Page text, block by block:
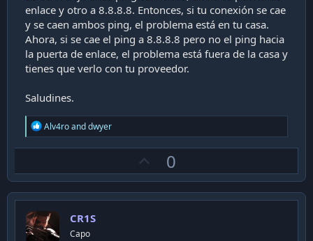
enlace y otro a 8.8.8.8. Entonces, si tu conexión se cae
y se caen ambos ping, el problema está en tu casa.
Ahora, si se cae el ping a 8.8.8.8 pero no el ping hacia
la puerta de enlace, el problema está fuera de la casa y
tienes que verlo con tu proveedor.
Saludines.
R
e
a
i
o
n
s
:
Alv4roanddwyer
p
v
0
CR1S
Capo